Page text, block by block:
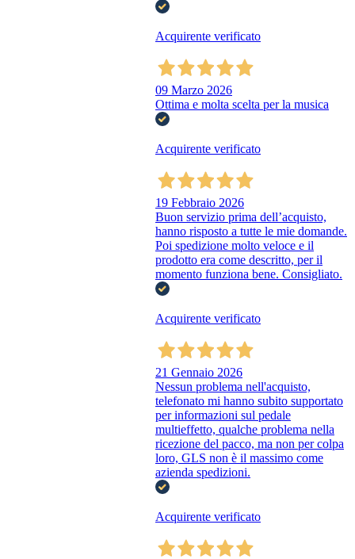
Acquirente verificato
09 Marzo 2026
Ottima e molta scelta per la musica
Acquirente verificato
19 Febbraio 2026
Buon servizio prima dell’acquisto,
hanno risposto a tutte le mie domande.
Poi spedizione molto veloce e il
prodotto era come descritto, per il
momento funziona bene. Consigliato.
Acquirente verificato
21 Gennaio 2026
Nessun problema nell'acquisto,
telefonato mi hanno subito supportato
per informazioni sul pedale
multieffetto, qualche problema nella
ricezione del pacco, ma non per colpa
loro, GLS non è il massimo come
azienda spedizioni.
Acquirente verificato